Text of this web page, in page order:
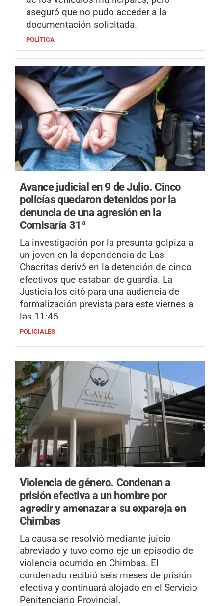
aseguró que no pudo acceder a la
documentación solicitada.
POLÍTICA
Avance judicial en 9 de Julio. Cinco
policías quedaron detenidos por la
denuncia de una agresión en la
Comisaría 31ª
La investigación por la presunta golpiza a
un joven en la dependencia de Las
Chacritas derivó en la detención de cinco
efectivos que estaban de guardia. La
Justicia los citó para una audiencia de
formalización prevista para este viernes a
las 11:45.
POLICIALES
Violencia de género. Condenan a
prisión efectiva a un hombre por
agredir y amenazar a su expareja en
Chimbas
La causa se resolvió mediante juicio
abreviado y tuvo como eje un episodio de
violencia ocurrido en Chimbas. El
condenado recibió seis meses de prisión
efectiva y continuará alojado en el Servicio
Penitenciario Provincial.